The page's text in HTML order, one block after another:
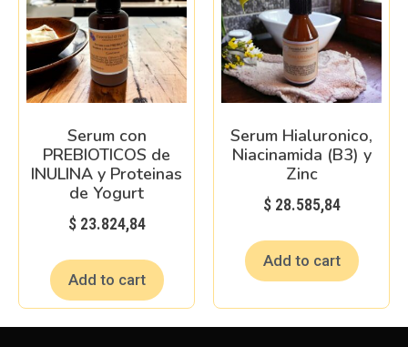
Serum con
PREBIOTICOS de
INULINA y Proteinas
de Yogurt
$23.824,84
Add to cart
Serum Hialuronico,
Niacinamida (B3) y
Zinc
$28.585,84
Add to cart